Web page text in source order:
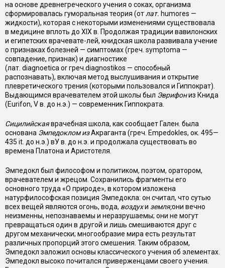
на основе древнегреческого учения о соках, организма
сформировалась гуморальная теория (от лат. humores —
жидкости), которая с некоторыми изменениями существовала
в медицине вплоть до XIX в. Продолжая традиции вавилонских
и египетских врачевате-лей, книдская школа развивала учение
о признаках болезней — симптомах (греч. symptoma —
совпадение, признак) и диагностике
(лат. diagnoetica orгреч. diagnostikos — способный
распознавать), включая метод выслушивания и открытие
плевретического трения (которыми пользовался и Гиппократ).
Вы­дающимся врачевателем этой школы был Эврифониз Книда
(Eurifon, Vв. до н.э.) — современник Гиппократа.
Сицилийскаяврачебная школа, как сообщает Гален. была
основана Эмпедоклом изАкраганта (греч. Empedokles, ок. 495—
435 it . до н.э.) вУ в. до н.э. и продолжала существовать во
времена Платона и Аристотеля.
Эмпедокл был философом и политиком, поэтом, оратором,
врачевателем и жрецом. Сохранились фрагменты его
основного труда «О природе», в кото­ром изложена
натурфилософская позиция Эмпедокла: он считал, что сутью
всех вещей являются огонь, вода, воздухи земля;они вечно
неизменны, непо­знаваемы и неразрушаемы; они не могут
превращаться один в другой и лишь смешиваются друг с
другом механически; многообразие мира есть результат
различных пропорций этого смешения. Таким образом,
Эмпедокл заложил основы классического учения об элементах.
Эмпедокл высоко почитался при­верженцами своего учения.